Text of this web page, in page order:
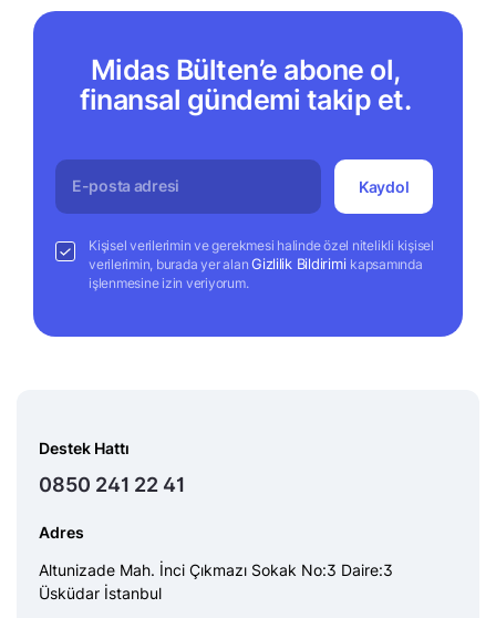
Midas Bülten’e abone ol,
finansal gündemi takip et.
Kaydol
Kişisel verilerimin ve gerekmesi halinde özel nitelikli kişisel
verilerimin, burada yer alanGizlilik Bildirimi kapsamında
işlenmesine izin veriyorum.
Destek Hattı
0850 241 22 41
Adres
Altunizade Mah. İnci Çıkmazı Sokak No:3 Daire:3
Üsküdar İstanbul